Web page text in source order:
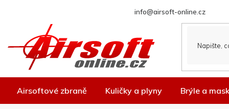
info@airsoft-online.cz
Airsoftové zbraně Kuličky a plyny Brýle a